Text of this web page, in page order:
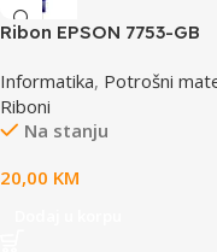
Ribon EPSON 7753-GB
/4X0/5X0/8X0
Informatika, Potrošni
Riboni
Na stanju
20,00 KM